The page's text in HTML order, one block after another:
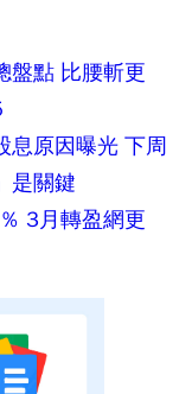
盤點 比腰斬更
息原因曝光 下周
是關鍵
3月轉盈網更